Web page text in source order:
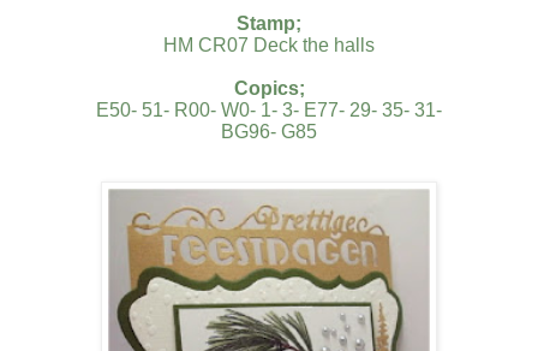
Stamp;
HM CR07 Deck the halls
Copics;
E50- 51- R00- W0- 1- 3- E77- 29- 35- 31-
BG96- G85